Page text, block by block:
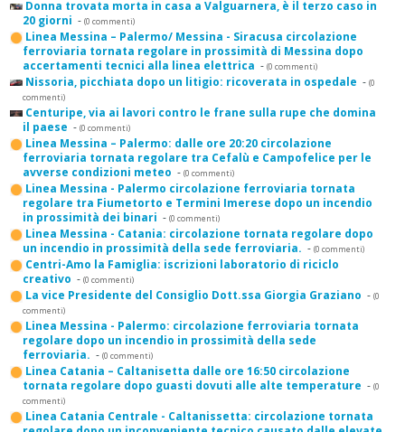
Donna trovata morta in casa a Valguarnera, è il terzo caso in
20 giorni - (0 commenti)
Linea Messina – Palermo/ Messina - Siracusa circolazione
ferroviaria tornata regolare in prossimità di Messina dopo
accertamenti tecnici alla linea elettrica - (0 commenti)
Nissoria, picchiata dopo un litigio: ricoverata in ospedale - (0
commenti)
Centuripe, via ai lavori contro le frane sulla rupe che domina
il paese - (0 commenti)
Linea Messina – Palermo: dalle ore 20:20 circolazione
ferroviaria tornata regolare tra Cefalù e Campofelice per le
avverse condizioni meteo - (0 commenti)
Linea Messina - Palermo circolazione ferroviaria tornata
regolare tra Fiumetorto e Termini Imerese dopo un incendio
in prossimità dei binari - (0 commenti)
Linea Messina - Catania: circolazione tornata regolare dopo
un incendio in prossimità della sede ferroviaria. - (0 commenti)
Centri-Amo la Famiglia: iscrizioni laboratorio di riciclo
creativo - (0 commenti)
La vice Presidente del Consiglio Dott.ssa Giorgia Graziano - (0
commenti)
Linea Messina - Palermo: circolazione ferroviaria tornata
regolare dopo un incendio in prossimità della sede
ferroviaria. - (0 commenti)
Linea Catania – Caltanisetta dalle ore 16:50 circolazione
tornata regolare dopo guasti dovuti alle alte temperature - (0
commenti)
Linea Catania Centrale - Caltanissetta: circolazione tornata